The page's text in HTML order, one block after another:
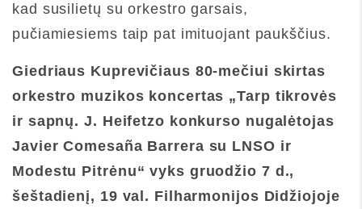
kad susilietų su orkestro garsais,
pučiamiesiems taip pat imituojant paukščius.
Giedriaus Kuprevičiaus 80-mečiui skirtas
orkestro muzikos koncertas „Tarp tikrovės
ir sapnų. J. Heifetzo konkurso nugalėtojas
Javier Comesaña Barrera su LNSO ir
Modestu Pitrėnu“ vyks gruodžio 7 d.,
šeštadienį, 19 val. Filharmonijos Didžiojoje